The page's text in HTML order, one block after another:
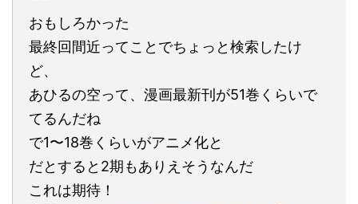
おもしろかった
最終回間近ってことでちょっと検索したけ
ど、
あひるの空って、漫画最新刊が51巻くらいで
てるんだね
で1〜18巻くらいがアニメ化と
だとすると2期もありえそうなんだ
これは期待！